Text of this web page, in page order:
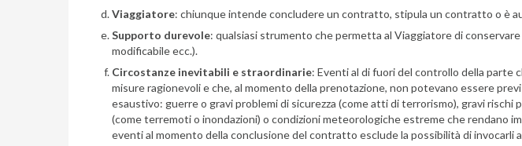
Viaggiatore: chiunque intende concludere un contratto, stipula un contratto o è
Supporto durevole: qualsiasi strumento che permetta al Viaggiatore di
modificabile ecc.).
Circostanze inevitabili e straordinarie: Eventi al di fuori del controllo della
misure ragionevoli e che, al momento della prenotazione, non potevano essere
esaustivo: guerre o gravi problemi di sicurezza (come atti di terrorismo), gravi
(come terremoti o inondazioni) o condizioni meteorologiche estreme che rendano
eventi al momento della conclusione del contratto esclude la possibilità di invocarli